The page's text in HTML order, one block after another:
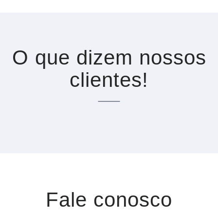
O que dizem nossos
clientes!
Fale conosco